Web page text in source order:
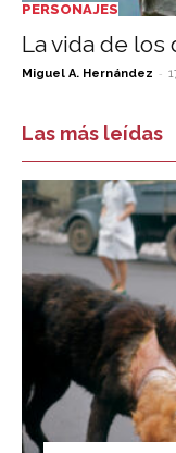
PERSONAJES
La vida de
Miguel A. Hernández -
Las más leídas